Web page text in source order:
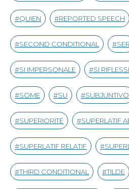
QUIEN REPORTED SPEECH
SECOND CONDITIONAL SER
SI IMPERSONALE SI
SOME SU SUBJUNTIVO
SUPERIORITÉ SUPERLATIF
SUPERLATIF RELATIF
THIRD CONDITIONAL TILDE